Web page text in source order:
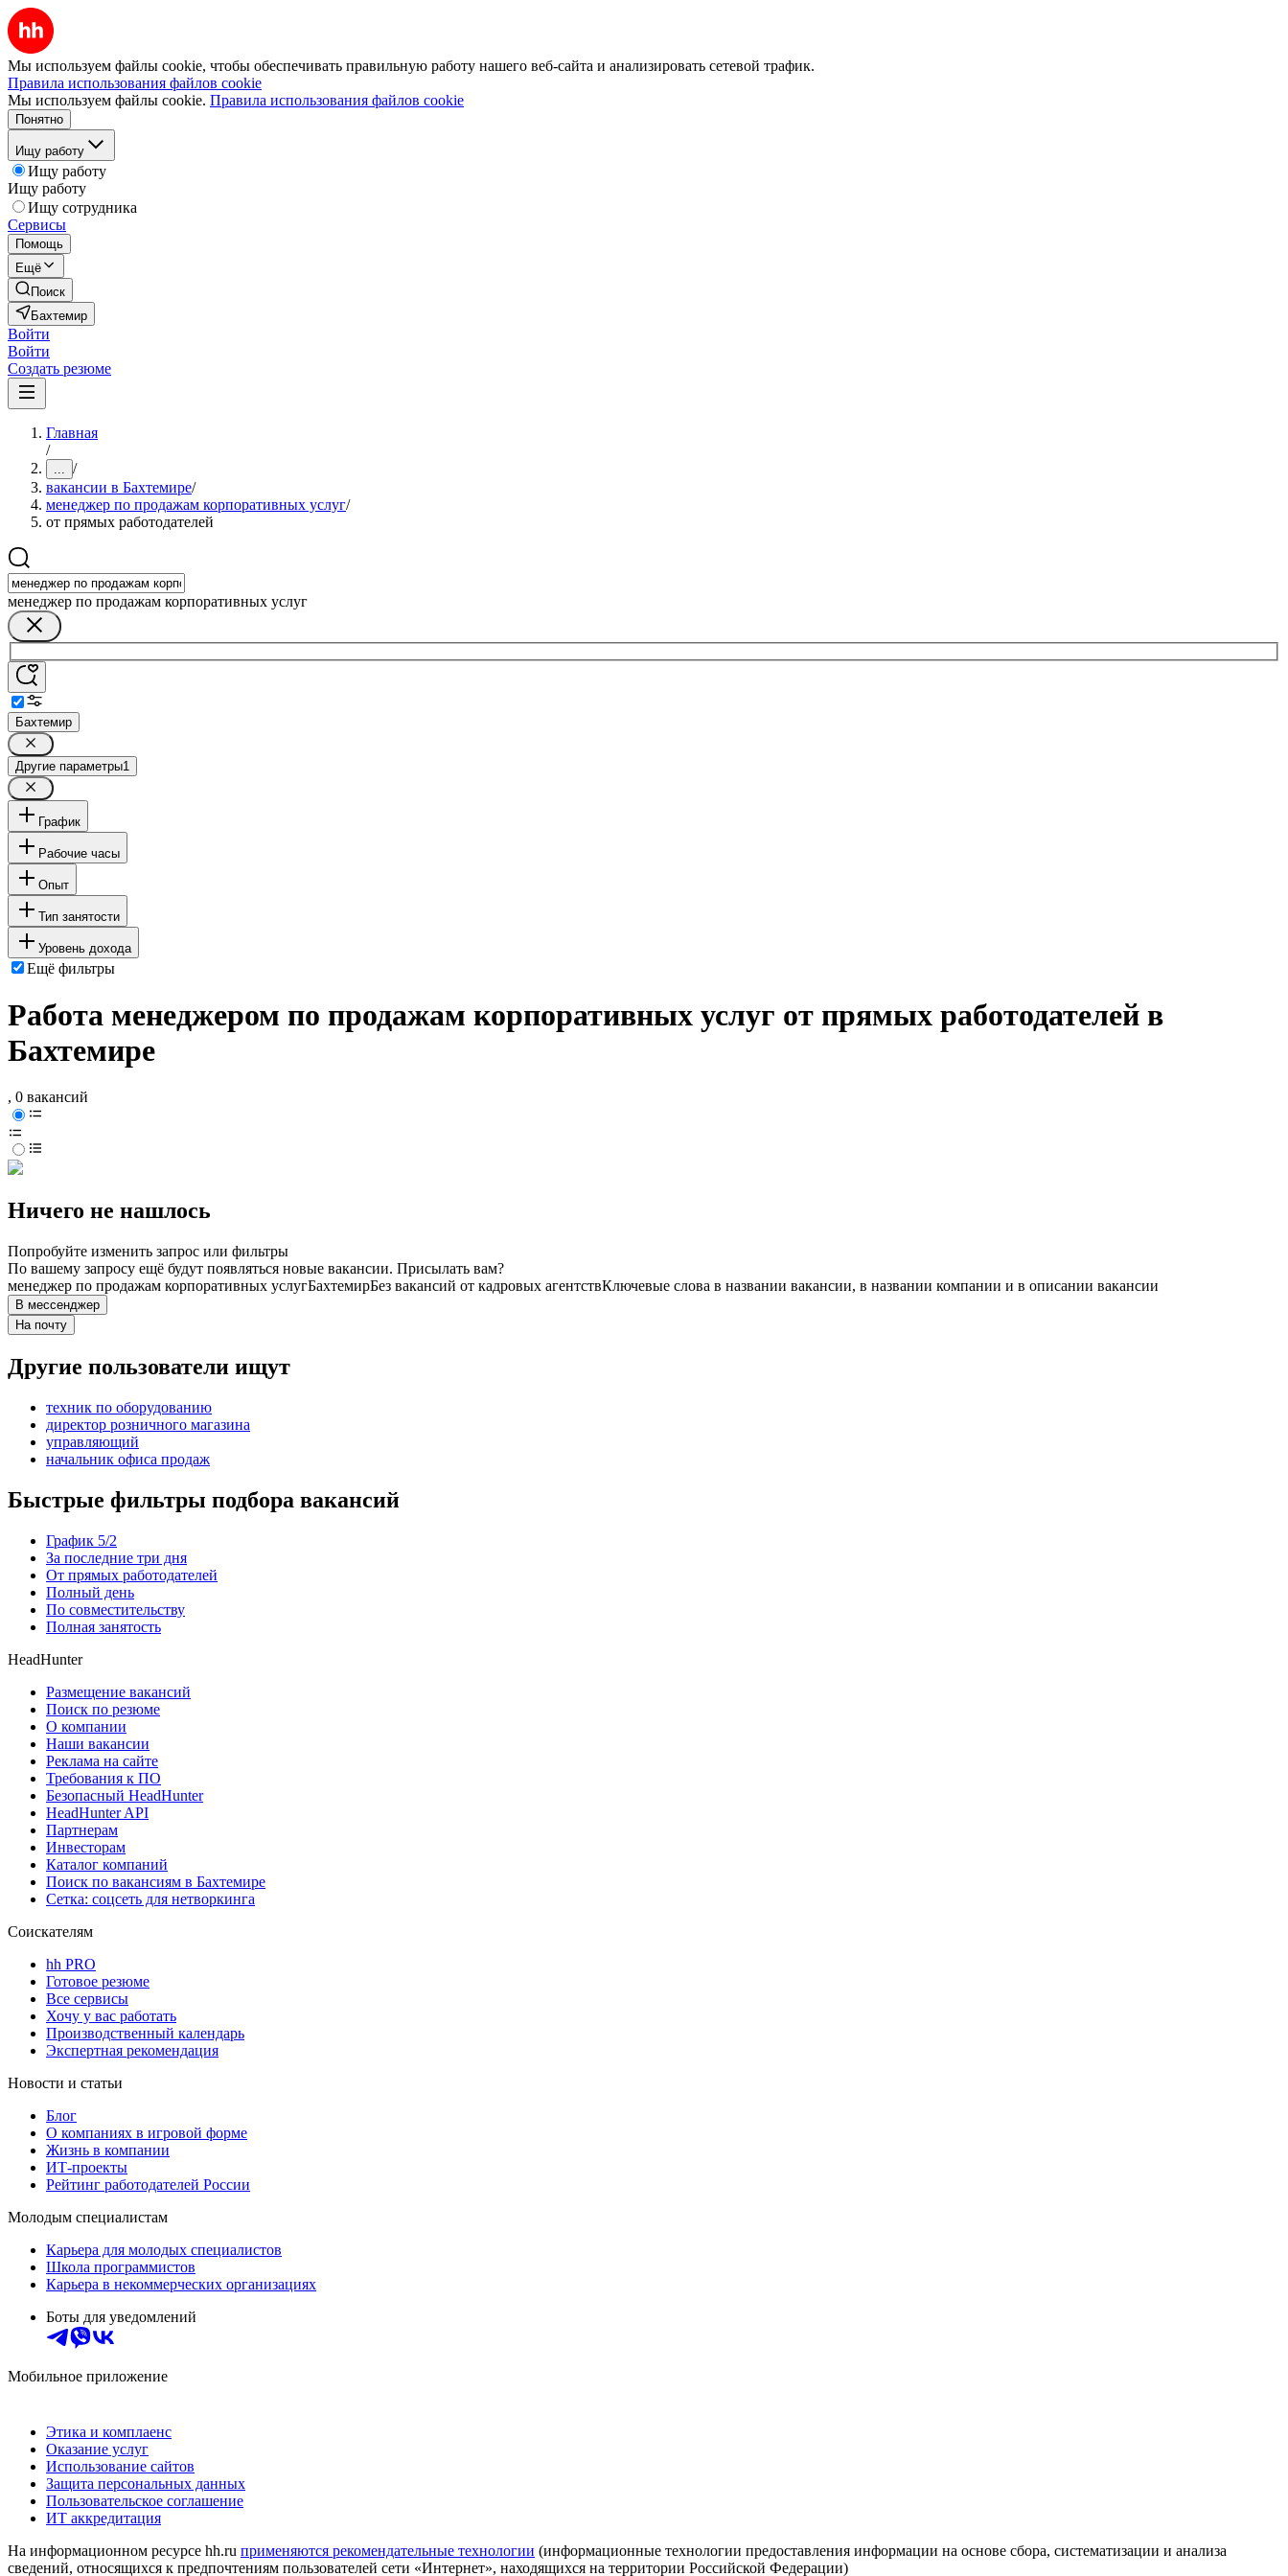
Мы используем файлы cookie, чтобы обеспечивать правильную работу нашего веб-сайта и анализировать сетевой трафик.
Правила использования файлов cookie
Мы используем файлы cookie. Правила использования файлов cookie
Понятно
Ищу работу
Ищу работу
Ищу работу
Ищу сотрудника
Сервисы
Помощь
Ещё
Поиск
Бахтемир
Войти
Войти
Создать резюме
Главная
/
... /
вакансии в Бахтемире/
менеджер по продажам корпоративных услуг/
от прямых работодателей
менеджер по продажам корпоративных услуг
Бахтемир
Другие параметры1
График
Рабочие часы
Опыт
Тип занятости
Уровень дохода
Ещё фильтры
Работа менеджером по продажам корпоративных услуг от прямых работодателей в
Бахтемире
, 0 вакансий
Ничего не нашлось
Попробуйте изменить запрос или фильтры
По вашему запросу ещё будут появляться новые вакансии. Присылать вам?
менеджер по продажам корпоративных услугБахтемирБез вакансий от кадровых агентствКлючевые слова в названии вакансии, в названии компании и в описании вакансии
В мессенджер
На почту
Другие пользователи ищут
техник по оборудованию
директор розничного магазина
управляющий
начальник офиса продаж
Быстрые фильтры подбора вакансий
График 5/2
За последние три дня
От прямых работодателей
Полный день
По совместительству
Полная занятость
HeadHunter
Размещение вакансий
Поиск по резюме
О компании
Наши вакансии
Реклама на сайте
Требования к ПО
Безопасный HeadHunter
HeadHunter API
Партнерам
Инвесторам
Каталог компаний
Поиск по вакансиям в Бахтемире
Сетка: соцсеть для нетворкинга
Соискателям
hh PRO
Готовое резюме
Все сервисы
Хочу у вас работать
Производственный календарь
Экспертная рекомендация
Новости и статьи
Блог
О компаниях в игровой форме
Жизнь в компании
ИТ-проекты
Рейтинг работодателей России
Молодым специалистам
Карьера для молодых специалистов
Школа программистов
Карьера в некоммерческих организациях
Боты для уведомлений
Мобильное приложение
Этика и комплаенс
Оказание услуг
Использование сайтов
Защита персональных данных
Пользовательское соглашение
ИТ аккредитация
На информационном ресурсе hh.ru применяются рекомендательные технологии (информационные технологии предоставления информации на основе сбора, систематизации и анализа
сведений, относящихся к предпочтениям пользователей сети «Интернет», находящихся на территории Российской Федерации)